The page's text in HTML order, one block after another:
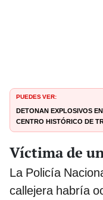
PUEDES VER:
Detonan explosivos
centro histórico de
Libertad
Víctima de
La Policía
callejera habría